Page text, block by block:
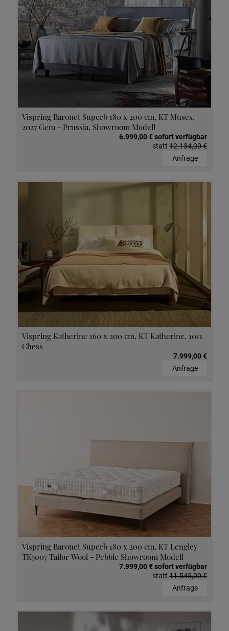
Vispring Baronet Superb 180 x 200 cm, KT Muses,
2027 Gem - Prussia, Showroom Modell
6.999,00 € sofort verfügbar
statt 12.134,00 €
Anfrage
Vispring Katherine 160 x 200 cm, KT Katherine, 1011
Chess
7.999,00 €
Anfrage
Vispring Baronet Superb 180 x 200 cm, KT Lengley
TK5007 Tailor Wool - Pebble Showroom Modell
7.999,00 € sofort verfügbar
statt 11.545,00 €
Anfrage